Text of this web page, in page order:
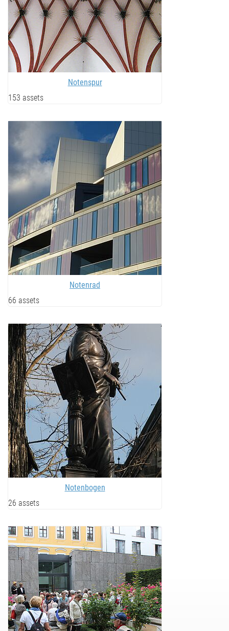
Notenspur
153 assets
Notenrad
66 assets
Notenbogen
26 assets